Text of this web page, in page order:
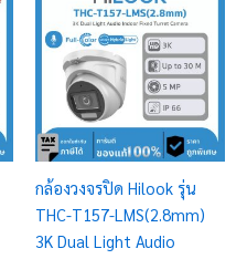
กล้องวงจรปิด Hilook รุ่น
THC-T157-LMS(2.8mm)
3K Dual Light Audio